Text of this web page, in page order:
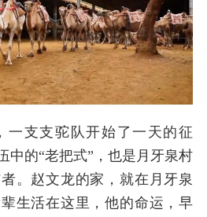
一支支驼队开始了一天的征
中的“老把式”，也是月牙泉村
。赵文龙的家，就在月牙泉
生活在这里，他的命运，早